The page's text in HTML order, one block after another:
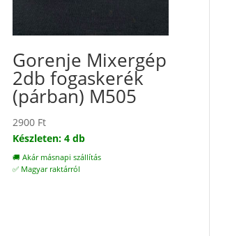
Gorenje Mixergép
2db fogaskerék
(párban) M505
2900 Ft
Készleten: 4 db
🚚 Akár másnapi szállítás
✅ Magyar raktárról